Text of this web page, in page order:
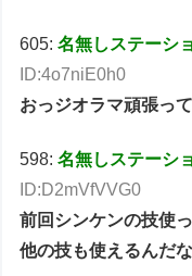
605:名無しステーシ
ID:4o7niE0h0
おっジオラマ頑張っ
598:名無しステーシ
ID:D2mVfVVG0
前回シンケンの技使
他の技も使えるんだな